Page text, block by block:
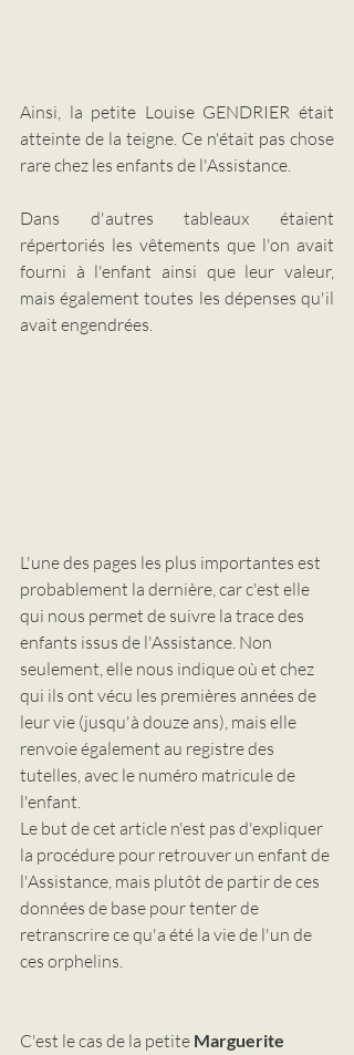
Ainsi, la petite Louise GENDRIER était
atteinte de la teigne. Ce n'était pas chose
rare chez les enfants de l'Assistance.
Dans d'autres tableaux étaient
répertoriés les vêtements que l'on avait
fourni à l'enfant ainsi que leur valeur,
mais également toutes les dépenses qu'il
avait engendrées.
L'une des pages les plus importantes est
probablement la dernière, car c'est elle
qui nous permet de suivre la trace des
enfants issus de l'Assistance. Non
seulement, elle nous indique où et chez
qui ils ont vécu les premières années de
leur vie (jusqu'à douze ans), mais elle
renvoie également au registre des
tutelles, avec le numéro matricule de
l'enfant.
Le but de cet article n'est pas d'expliquer
la procédure pour retrouver un enfant de
l'Assistance, mais plutôt de partir de ces
données de base pour tenter de
retranscrire ce qu'a été la vie de l'un de
ces orphelins.
C'est le cas de la petite Marguerite